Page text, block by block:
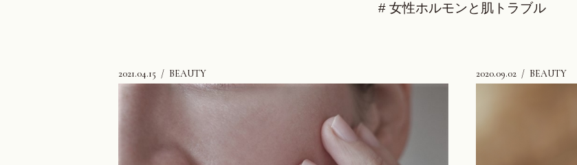
靴下&アンダーウェア
# 女性ホルモンと肌トラブル
2021.04.15 BEAUTY 2020.09.02 BEAUTY